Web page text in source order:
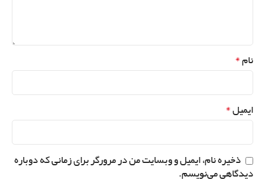
نام*
ایمیل*
ذخیره نام، ایمیل و وبسایت من در مرورگر برای زمانی که دوباره
دیدگاهی می‌نویسم.